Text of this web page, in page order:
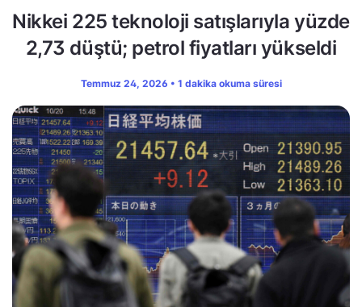
Nikkei 225 teknoloji satışlarıyla yüzde
2,73 düştü; petrol fiyatları yükseldi
Temmuz 24, 2026 • 1 dakika okuma süresi